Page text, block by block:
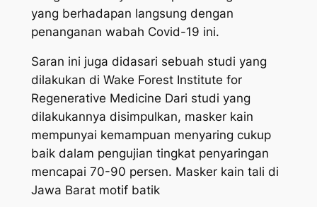
yang berhadapan langsung dengan
penanganan wabah Covid-19 ini.
Saran ini juga didasari sebuah studi yang
dilakukan di Wake Forest Institute for
Regenerative Medicine Dari studi yang
dilakukannya disimpulkan, masker kain
mempunyai kemampuan menyaring cukup
baik dalam pengujian tingkat penyaringan
mencapai 70-90 persen. Masker kain tali di
Jawa Barat motif batik